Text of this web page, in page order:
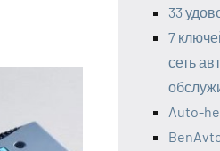
33
7
сеть
Auto-